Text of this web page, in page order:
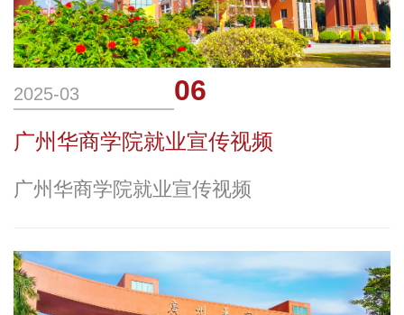
2025-03 06
广州华商学院就业宣传视频
广州华商学院就业宣传视频